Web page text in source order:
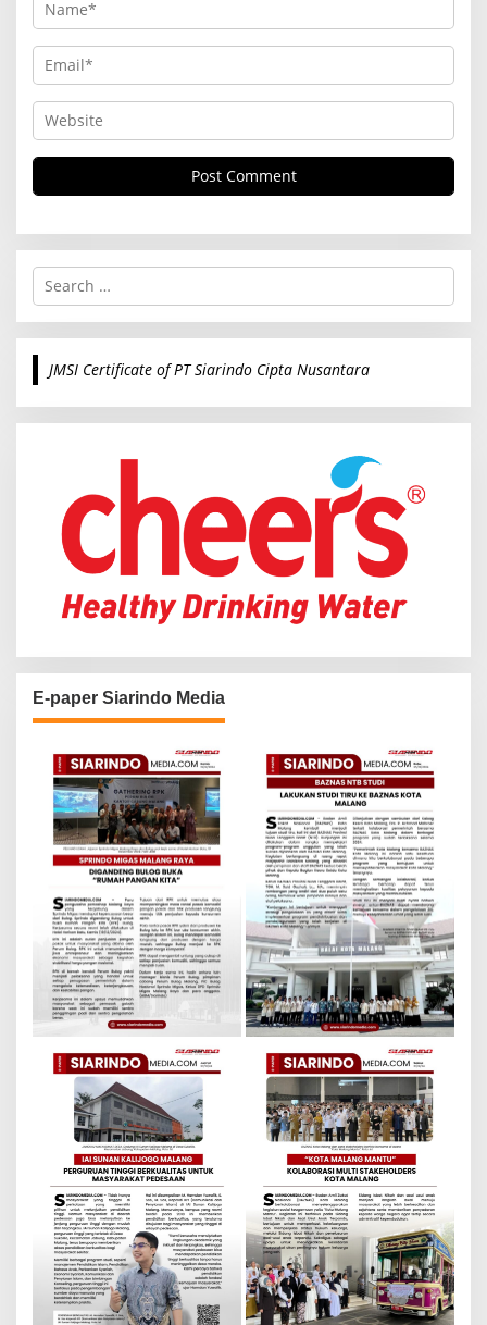
S
r
c
o
JMSI Certificate of PT Siarindo Cipta Nusantara
E-paper Siarindo Media